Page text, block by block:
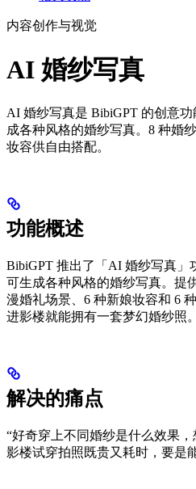
内容创作与视觉
AI 婚纱写真
AI 婚纱写真是 BibiGPT 的创意
成各种风格的婚纱写真。8 种婚
妆容供自由搭配。
功能概述
BibiGPT 推出了「AI 婚纱写真」
可生成各种风格的婚纱写真。提
漫婚礼场景、6 种新娘妆容和 6
进影楼就能拥有一套梦幻婚纱照。
解决的痛点
“好奇穿上不同婚纱是什么效果
影楼试穿拍照既贵又耗时，要是